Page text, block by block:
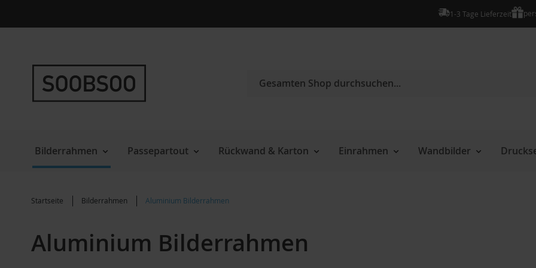
zum
1-3 Tage Lieferzeit
Bilderrahmen Passepartout Rückwand & Karton Einrahmen Wandbilder
Startseite Bilderrahmen Aluminium Bilderrahmen
Aluminium Bilderrahmen